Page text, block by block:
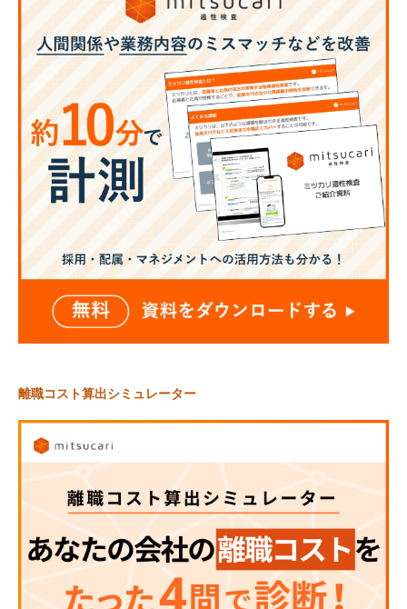
離職コスト算出シミュレーター